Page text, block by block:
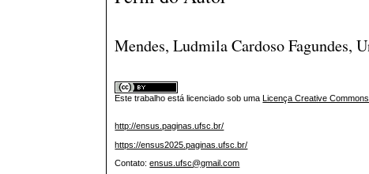
Mendes, Ludmila Cardoso Fagundes,
Este trabalho está licenciado sob uma Licença Creative
http://ensus.paginas.ufsc.br/
https://ensus2025.paginas.ufsc.br/
Contato:ensus.ufsc@gmail.com